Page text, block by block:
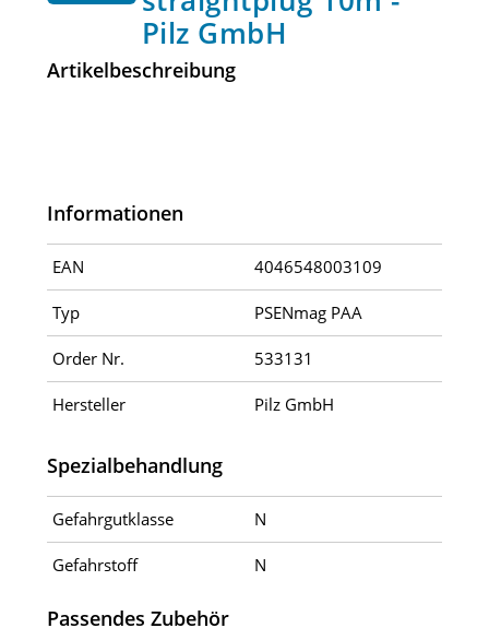
Pilz GmbH
Artikelbeschreibung
Informationen
EAN 4046548003109
Typ PSENmag PAA
Order Nr. 533131
Hersteller Pilz GmbH
Spezialbehandlung
Gefahrgutklasse N
Gefahrstoff N
Passendes Zubehör